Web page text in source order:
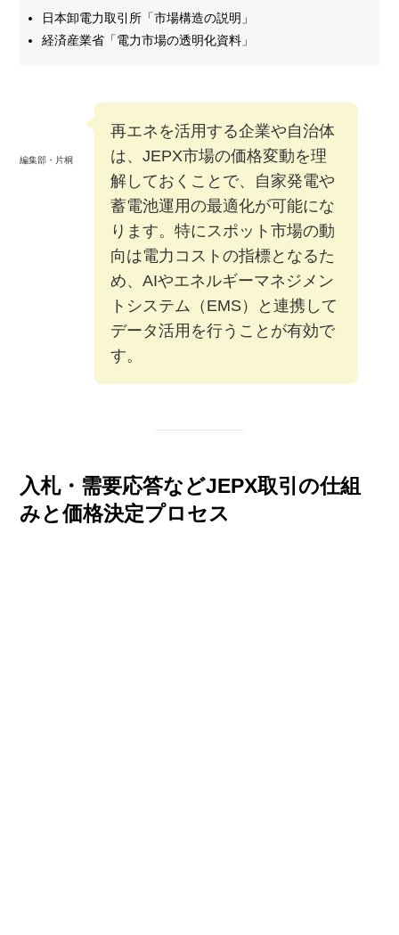
日本卸電力取引所「市場構造の説明」
経済産業省「電力市場の透明化資料」
編集部・片桐
再エネを活用する企業や自治体
は、JEPX市場の価格変動を理
解しておくことで、自家発電や
蓄電池運用の最適化が可能にな
ります。特にスポット市場の動
向は電力コストの指標となるた
め、AIやエネルギーマネジメン
トシステム（EMS）と連携して
データ活用を行うことが有効で
す。
入札・需要応答などJEPX取引の仕組
みと価格決定プロセス